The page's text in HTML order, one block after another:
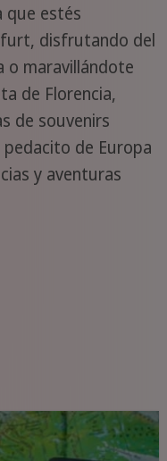
que estés
disfrutando del
o maravillándote
de Florencia,
de souvenirs
de Europa
y aventuras